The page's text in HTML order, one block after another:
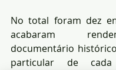
No total foram dez
acabaram
documentário
particular de